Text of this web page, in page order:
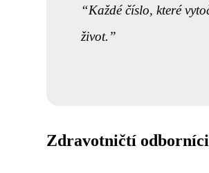
Každé číslo, které
život.
Zdravotničtí